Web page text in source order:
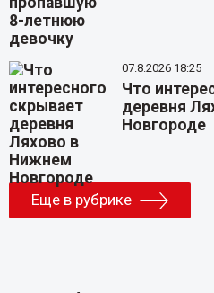
07.8.2026 18:25
Что
деревня
Новгороде
Еще в рубрике